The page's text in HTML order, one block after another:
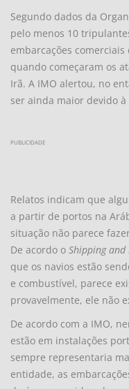
Segundo dados da
pelo menos 10
embarcações
quando começaram os
Irã. A IMO alertou, no
ser ainda maior devido
PUBLICIDADE
Relatos indicam que
a partir de portos na
situação não parece
De acordo o Shipping and
que os navios estão
e combustível, parece
provavelmente, ele não
De acordo com a IMO,
estão em instalações
sempre representaria
entidade, as